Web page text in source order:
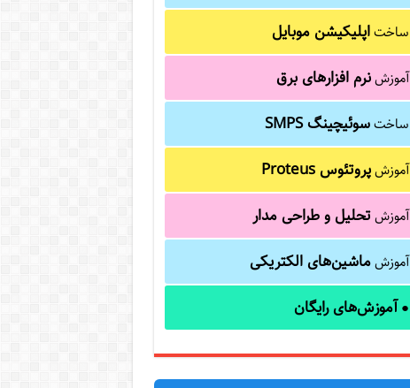
ساختاپلیکیشن موبایل
آموزشنرم افزارهای برق
ساختسوئیچینگ SMPS
آموزشپروتئوس Proteus
آموزشتحلیل و طراحی مدار
آموزشماشین‌های الکتریکی
●آموزش‌های رایگان